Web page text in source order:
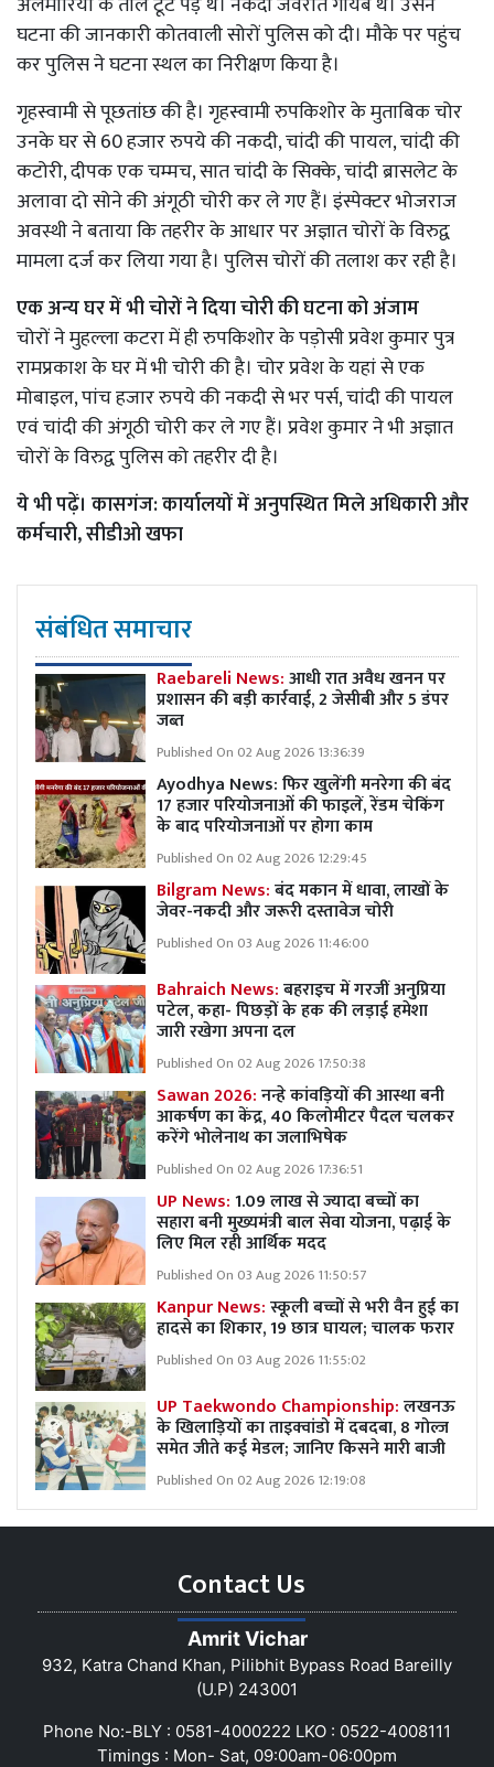
घटना की जानकारी कोतवाली सोरों पुलिस को दी। मौके पर पहुंच
कर पुलिस ने घटना स्थल का निरीक्षण किया है।
गृहस्वामी से पूछतांछ की है। गृहस्वामी रुपकिशोर के मुताबिक चोर
उनके घर से 60 हजार रुपये की नकदी, चांदी की पायल, चांदी की
कटोरी, दीपक एक चम्मच, सात चांदी के सिक्के, चांदी ब्रासलेट के
अलावा दो सोने की अंगूठी चोरी कर ले गए हैं। इंस्पेक्टर भोजराज
अवस्थी ने बताया कि तहरीर के आधार पर अज्ञात चोरों के विरुद्व
मामला दर्ज कर लिया गया है। पुलिस चोरों की तलाश कर रही है।
एक अन्य घर में भी चोरों ने दिया चोरी की घटना को अंजाम
चोरों ने मुहल्ला कटरा में ही रुपकिशोर के पड़ोसी प्रवेश कुमार पुत्र
रामप्रकाश के घर में भी चोरी की है। चोर प्रवेश के यहां से एक
मोबाइल, पांच हजार रुपये की नकदी से भर पर्स, चांदी की पायल
एवं चांदी की अंगूठी चोरी कर ले गए हैं। प्रवेश कुमार ने भी अज्ञात
चोरों के विरुद्व पुलिस को तहरीर दी है।
ये भी पढ़ें। कासगंज: कार्यालयों में अनुपस्थित मिले अधिकारी और
कर्मचारी, सीडीओ खफा
संबंधित समाचार
Raebareli News:आधी रात अवैध खनन पर
प्रशासन की बड़ी कार्रवाई, 2 जेसीबी और 5 डंपर
जब्त
Published On 02 Aug 2026 13:36:39
Ayodhya News: फिर खुलेंगी मनरेगा की बंद
17 हजार परियोजनाओं की फाइलें, रेंडम चेकिंग
के बाद परियोजनाओं पर होगा काम
Published On 02 Aug 2026 12:29:45
Bilgram News:बंद मकान में धावा, लाखों के
जेवर-नकदी और जरूरी दस्तावेज चोरी
Published On 03 Aug 2026 11:46:00
Bahraich News:बहराइच में गरजीं अनुप्रिया
पटेल, कहा- पिछड़ों के हक की लड़ाई हमेशा
जारी रखेगा अपना दल
Published On 02 Aug 2026 17:50:38
Sawan 2026:नन्हे कांवड़ियों की आस्था बनी
आकर्षण का केंद्र, 40 किलोमीटर पैदल चलकर
करेंगे भोलेनाथ का जलाभिषेक
Published On 02 Aug 2026 17:36:51
UP News:1.09 लाख से ज्यादा बच्चों का
सहारा बनी मुख्यमंत्री बाल सेवा योजना, पढ़ाई के
लिए मिल रही आर्थिक मदद
Published On 03 Aug 2026 11:50:57
Kanpur News:स्कूली बच्चों से भरी वैन हुई का
हादसे का शिकार, 19 छात्र घायल; चालक फरार
Published On 03 Aug 2026 11:55:02
UP Taekwondo Championship:लखनऊ
के खिलाड़ियों का ताइक्वांडो में दबदबा, 8 गोल्ज
समेत जीते कई मेडल; जानिए किसने मारी बाजी
Published On 02 Aug 2026 12:19:08
Contact Us
Amrit Vichar
932, Katra Chand Khan, Pilibhit Bypass Road Bareilly
(U.P) 243001
Phone No:-BLY : 0581-4000222 LKO : 0522-4008111
Timings : Mon- Sat, 09:00am-06:00pm